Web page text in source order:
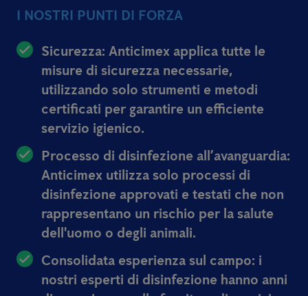
I NOSTRI PUNTI DI FORZA
Sicurezza: Anticimex applica tutte le
misure di sicurezza necessarie,
utilizzando solo strumenti e metodi
certificati per garantire un efficiente
servizio igienico.
Processo di disinfezione all’avanguardia:
Anticimex utilizza solo processi di
disinfezione approvati e testati che non
rappresentano un rischio per la salute
dell'uomo o degli animali.
Consolidata esperienza sul campo: i
nostri esperti di disinfezione hanno anni